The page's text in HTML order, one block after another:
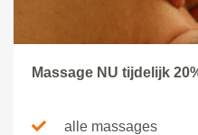
Massage NU tijdelijk
alle massages